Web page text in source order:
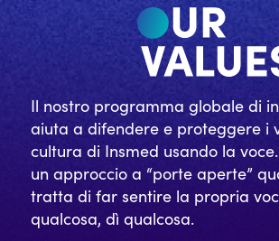
Il nostro programma globale di
aiuta a difendere e proteggere i
cultura di Insmed usando la
un approccio a “porte aperte”
tratta di far sentire la propria
qualcosa, dì qualcosa.